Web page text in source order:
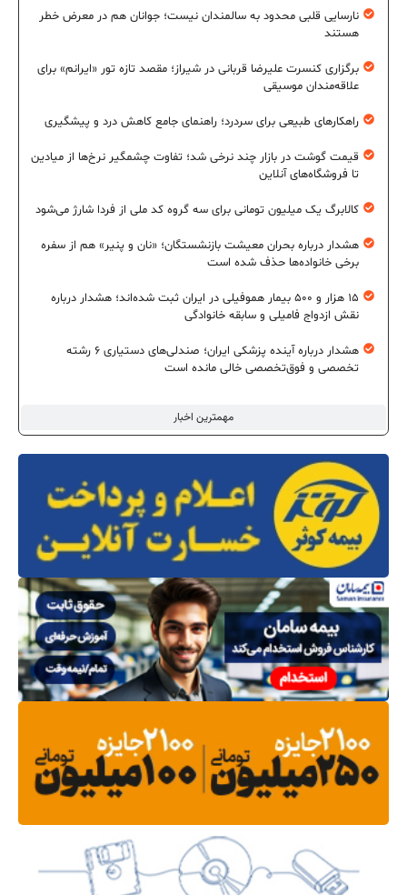
مهمترین اخبار
نارسایی قلبی محدود به سالمندان نیست؛ جوانان هم در معرض خطر
هستند
برگزاری کنسرت علیرضا قربانی در شیراز؛ مقصد تازه تور «ایرانم» برای
علاقه‌مندان موسیقی
راهکارهای طبیعی برای سردرد؛ راهنمای جامع کاهش درد و پیشگیری
قیمت گوشت در بازار چند نرخی شد؛ تفاوت چشمگیر نرخ‌ها از میادین
تا فروشگاه‌های آنلاین
کالابرگ یک میلیون تومانی برای سه گروه کد ملی از فردا شارژ می‌شود
هشدار درباره بحران معیشت بازنشستگان؛ «نان و پنیر» هم از سفره
برخی خانواده‌ها حذف شده است
۱۵ هزار و ۵۰۰ بیمار هموفیلی در ایران ثبت شده‌اند؛ هشدار درباره
نقش ازدواج فامیلی و سابقه خانوادگی
هشدار درباره آینده پزشکی ایران؛ صندلی‌های دستیاری ۶ رشته
تخصصی و فوق‌تخصصی خالی مانده است